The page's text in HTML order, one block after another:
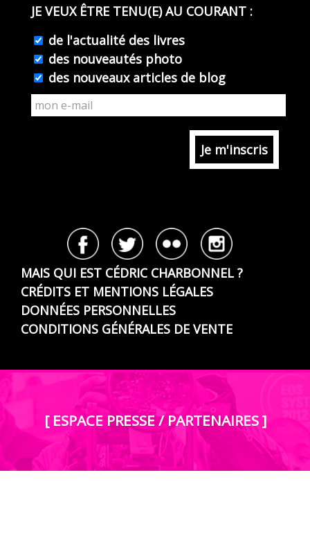
JE VEUX ÊTRE TENU(E) AU COURANT :
de l'actualité des livres
des nouveautés photo
des nouveaux articles de blog
MAIS QUI EST CÉDRIC CHARBONNEL ?
CRÉDITS ET MENTIONS LÉGALES
DONNÉES PERSONNELLES
CONDITIONS GÉNÉRALES DE VENTE
[ ESPACE PRESSE / PARTENAIRES ]